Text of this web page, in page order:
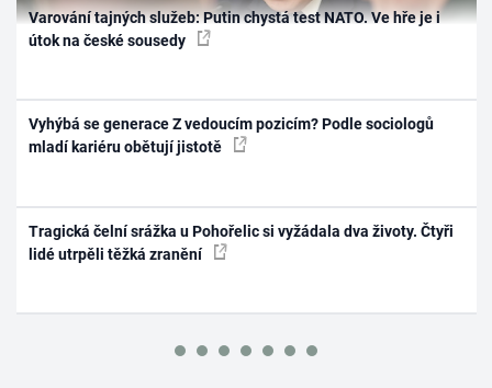
Varování tajných služeb: Putin chystá test NATO. Ve hře je i
útok na české sousedy
Vyhýbá se generace Z vedoucím pozicím? Podle sociologů
mladí kariéru obětují jistotě
Tragická čelní srážka u Pohořelic si vyžádala dva životy. Čtyři
lidé utrpěli těžká zranění